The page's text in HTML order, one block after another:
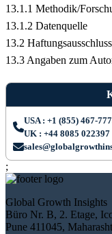
13.1.1 Methodik/
13.1.2 Datenquelle
13.2 Haftungsausschluss
13.3 Angaben zum
USA : +1 (855) 467-
UK : +44 8085
;
Global Growth Insights
Büro Nr. B, 2. Etage,
Pune 411045,